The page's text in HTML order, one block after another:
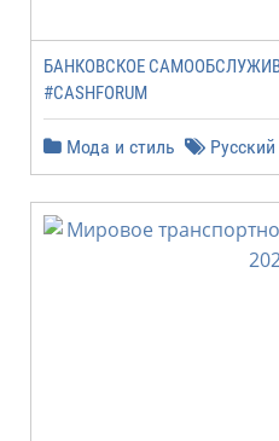
БАНКОВСКОЕ
#CASHFORUM
Мода и стиль Русский